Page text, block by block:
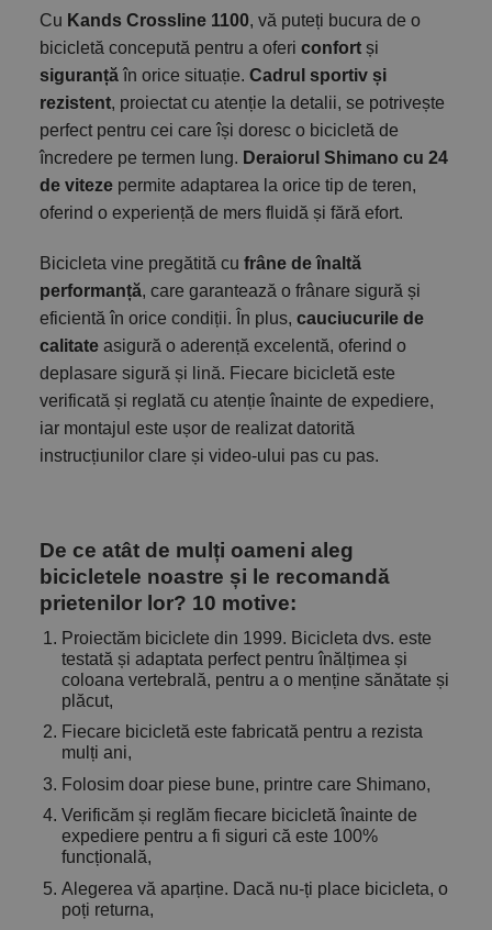
Cu Kands Crossline 1100, vă puteți bucura de o
bicicletă concepută pentru a oferi confortși
siguranțăîn orice situație. Cadrul sportiv și
rezistent, proiectat cu atenție la detalii, se potrivește
perfect pentru cei care își doresc o bicicletă de
încredere pe termen lung. Deraiorul Shimano cu 24
de vitezepermite adaptarea la orice tip de teren,
oferind o experiență de mers fluidă și fără efort.
Bicicleta vine pregătită cu frâne de înaltă
performanță, care garantează o frânare sigură și
eficientă în orice condiții. În plus, cauciucurile de
calitateasigură o aderență excelentă, oferind o
deplasare sigură și lină. Fiecare bicicletă este
verificată și reglată cu atenție înainte de expediere,
iar montajul este ușor de realizat datorită
instrucțiunilor clare și video-ului pas cu pas.
De ce atât de mulți oameni aleg
bicicletele noastre și le recomandă
prietenilor lor? 10 motive:
Proiectăm biciclete din 1999. Bicicleta dvs. este
testată și adaptata perfect pentru înălțimea și
coloana vertebrală, pentru a o menține sănătate și
plăcut,
Fiecare bicicletă este fabricată pentru a rezista
mulți ani,
Folosim doar piese bune, printre care Shimano,
Verificăm și reglăm fiecare bicicletă înainte de
expediere pentru a fi siguri că este 100%
funcțională,
Alegerea vă aparține. Dacă nu-ți place bicicleta, o
poți returna,